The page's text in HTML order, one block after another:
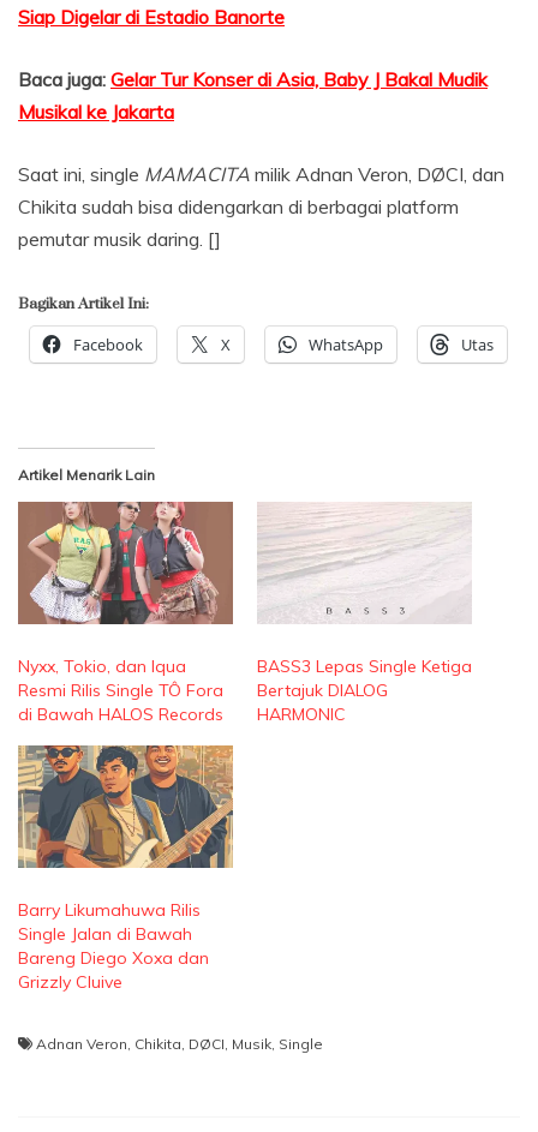
Siap Digelar di Estadio Banorte
Baca juga: Gelar Tur Konser di Asia, Baby J Bakal Mudik
Musikal ke Jakarta
Saat ini, single MAMACITA milik Adnan Veron, DØCI, dan
Chikita sudah bisa didengarkan di berbagai platform
pemutar musik daring. []
Bagikan Artikel Ini:
Facebook X WhatsApp Utas
Artikel Menarik Lain
Nyxx, Tokio, dan Iqua
Resmi Rilis Single TÔ Fora
di Bawah HALOS Records
BASS3 Lepas Single Ketiga
Bertajuk DIALOG
HARMONIC
Barry Likumahuwa Rilis
Single Jalan di Bawah
Bareng Diego Xoxa dan
Grizzly Cluive
Adnan Veron, Chikita, DØCI, Musik, Single